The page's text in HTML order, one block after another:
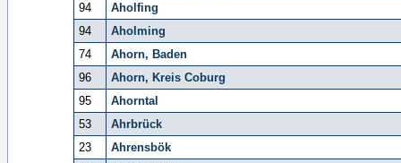
94
Aholfing
94
Aholming
74
Ahorn, Baden
96
Ahorn, Kreis Coburg
95
Ahorntal
53
Ahrbrück
23
Ahrensbök